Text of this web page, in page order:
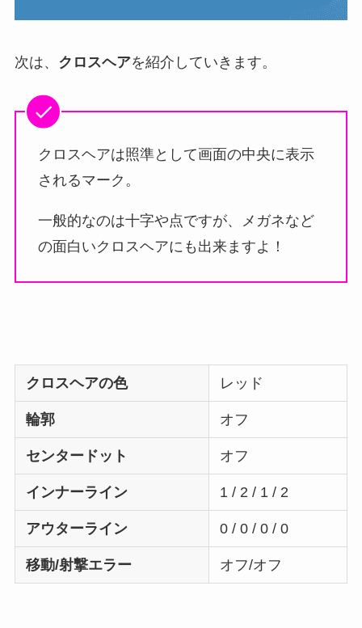
次は、 クロスヘアを紹介していきます。
クロスヘアは照準として画面の中央に表示
されるマーク。
一般的なのは十字や点ですが、メガネなど
の面白いクロスヘアにも出来ますよ！
クロスヘアの色 レッド
輪郭 オフ
センタードット オフ
インナーライン 1 / 2 / 1 / 2
アウターライン 0 / 0 / 0 / 0
移動/射撃エラー オフ/オフ